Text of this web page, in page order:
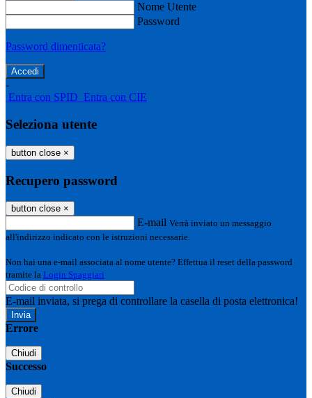
Nome Utente
Password
Password dimenticata?
-
Entra con SPID Entra con CIE
Seleziona utente
button close ×
Recupero password
button close ×
E-mail Verrà inviato un messaggio
all'indirizzo indicato con le istruzioni necessarie.
Non hai una e-mail associata al nome utente? Effettua il reset della password
tramite la Login Spaggiari
E-mail inviata, si prega di controllare la casella di posta elettronica!
Errore
Chiudi
Successo
Chiudi